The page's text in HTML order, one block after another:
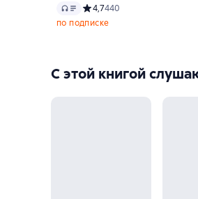
Аудио Средний рейтинг 4,7 на
4,7440
по подписке
С этой книгой